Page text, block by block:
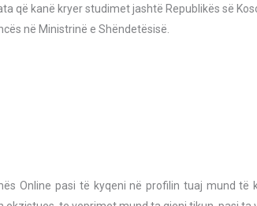
që kanë kryer studimet jashtë Republikës së
në Ministrinë e Shëndetësisë.
Online pasi të kyqeni në profilin tuaj mund të